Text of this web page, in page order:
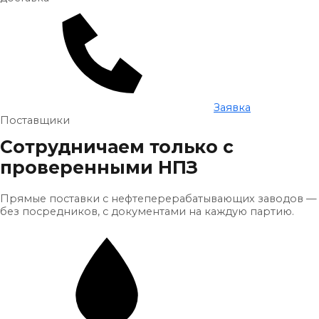
Заявка
Поставщики
Сотрудничаем только с
проверенными НПЗ
Прямые поставки с нефтеперерабатывающих заводов —
без посредников, с документами на каждую партию.